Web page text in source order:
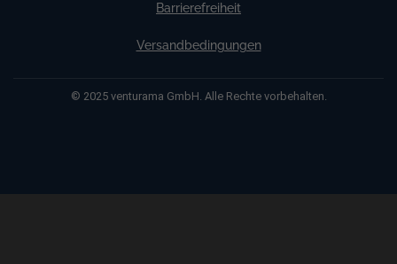
Barrierefreiheit
Versandbedingungen
© 2025 venturama GmbH. Alle Rechte vorbehalten.